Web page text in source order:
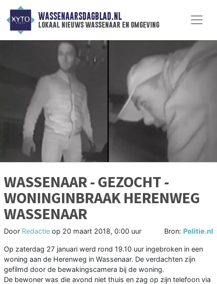
WASSENAARSDAGBLAD.NL
lokaal nieuws wassenaar en omgeving
WASSENAAR - GEZOCHT -
WONINGINBRAAK HERENWEG
WASSENAAR
Door Redactie op 20 maart 2018, 0:00 uur Bron: Politie.nl
Op zaterdag 27 januari werd rond 19.10 uur ingebroken in een
woning aan de Herenweg in Wassenaar. De verdachten zijn
gefilmd door de bewakingscamera bij de woning.
De bewoner was die avond niet thuis en zag op zijn telefoon via